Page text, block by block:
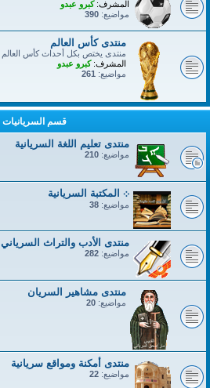
المشرف: كبرو عبدو
مواضيع: 390
منتدى كأس العالم
منتدى يختص بكل أحداث كأس العالم
المشرف: كبرو عبدو
مواضيع: 261
قسم السريانيات
منتدى تعليم اللغة السريانية
مواضيع: 210
܀ المكتبة السريانية
مواضيع: 38
منتدى الأدب والتراث السرياني
مواضيع: 282
منتدى مشاهير السريان
مواضيع: 20
منتدى أمكنة ومواقع سريانية
مواضيع: 22